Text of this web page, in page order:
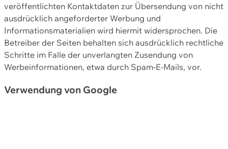
veröffentlichten Kontaktdaten zur Übersendung von nicht
ausdrücklich angeforderter Werbung und
Informationsmaterialien wird hiermit widersprochen. Die
Betreiber der Seiten behalten sich ausdrücklich rechtliche
Schritte im Falle der unverlangten Zusendung von
Werbeinformationen, etwa durch Spam-E-Mails, vor.
Verwendung von Google